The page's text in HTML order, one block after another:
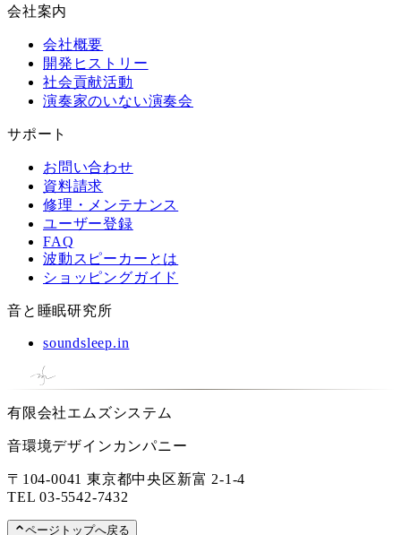
会社案内
会社概要
開発ヒストリー
社会貢献活動
演奏家のいない演奏会
サポート
お問い合わせ
資料請求
修理・メンテナンス
ユーザー登録
FAQ
波動スピーカーとは
ショッピングガイド
音と睡眠研究所
soundsleep.in
有限会社エムズシステム
音環境デザインカンパニー
〒104-0041 東京都中央区新富 2-1-4
TEL03-5542-7432
ページトップへ戻る